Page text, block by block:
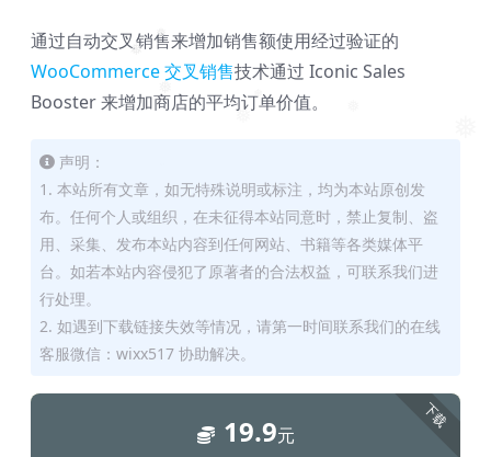
❅ ❅
❅
❅
通过自动交叉销售来增加销售额使用经过验证的
WooCommerce 交叉销售技术通过 Iconic Sales
Booster 来增加商店的平均订单价值。
声明：
1. 本站所有文章，如无特殊说明或标注，均为本站原创发
布。任何个人或组织，在未征得本站同意时，禁止复制、盗
用、采集、发布本站内容到任何网站、书籍等各类媒体平
台。如若本站内容侵犯了原著者的合法权益，可联系我们进
行处理。
2. 如遇到下载链接失效等情况，请第一时间联系我们的在线
客服微信：wixx517 协助解决。
下载
19.9元